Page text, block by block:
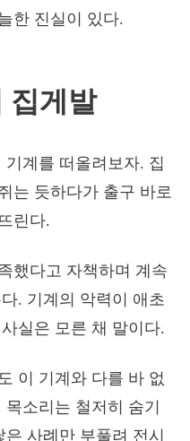
한 진실이 있다.
집게발
계를 떠올려보자. 집
는 듯하다가 출구 바로
린다.
했다고 자책하며 계속
. 기계의 악력이 애초
실은 모른 채 말이다.
이 기계와 다를 바 없
소리는 철저히 숨기
사례만 부풀려 전시